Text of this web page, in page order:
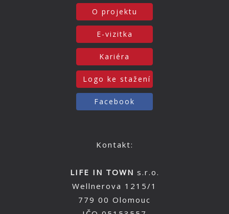
O projektu
E-vizitka
Kariéra
Logo ke stažení
Facebook
Kontakt:
LIFE IN TOWN s.r.o.
Wellnerova 1215/1
779 00 Olomouc